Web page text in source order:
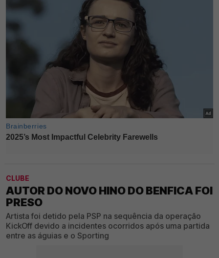
CLUBE
AUTOR DO NOVO HINO DO BENFICA FOI
PRESO
Artista foi detido pela PSP na sequência da operação
KickOff devido a incidentes ocorridos após uma partida
entre as águias e o Sporting